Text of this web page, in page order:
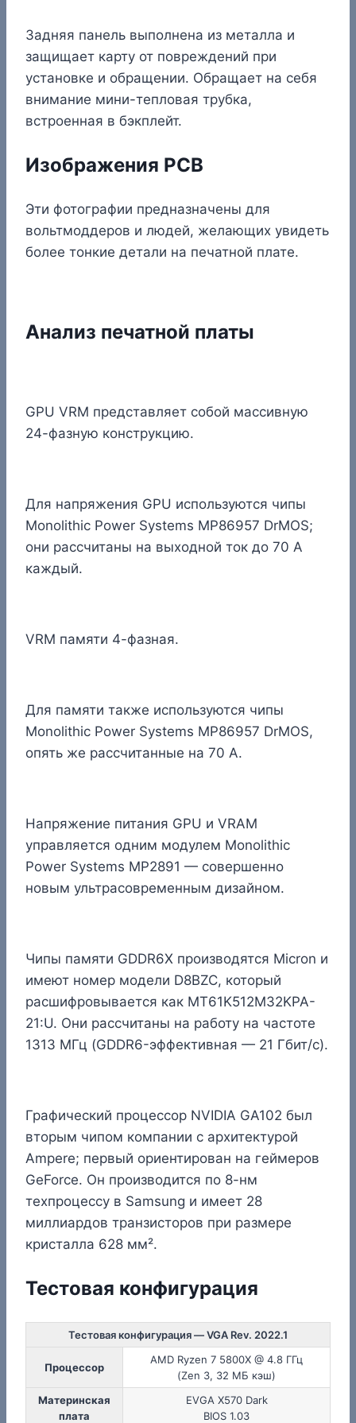
Задняя панель выполнена из металла и
защищает карту от повреждений при
установке и обращении. Обращает на себя
внимание мини-тепловая трубка,
встроенная в бэкплейт.
Изображения PCB
Эти фотографии предназначены для
вольтмоддеров и людей, желающих увидеть
более тонкие детали на печатной плате.
Анализ печатной платы
GPU VRM представляет собой массивную
24-фазную конструкцию.
Для напряжения GPU используются чипы
Monolithic Power Systems MP86957 DrMOS;
они рассчитаны на выходной ток до 70 А
каждый.
VRM памяти 4-фазная.
Для памяти также используются чипы
Monolithic Power Systems MP86957 DrMOS,
опять же рассчитанные на 70 А.
Напряжение питания GPU и VRAM
управляется одним модулем Monolithic
Power Systems MP2891 — совершенно
новым ультрасовременным дизайном.
Чипы памяти GDDR6X производятся Micron и
имеют номер модели D8BZC, который
расшифровывается как MT61K512M32KPA-
21:U. Они рассчитаны на работу на частоте
1313 МГц (GDDR6-эффективная — 21 Гбит/с).
Графический процессор NVIDIA GA102 был
вторым чипом компании с архитектурой
Ampere; первый ориентирован на геймеров
GeForce. Он производится по 8-нм
техпроцессу в Samsung и имеет 28
миллиардов транзисторов при размере
кристалла 628 мм².
Тестовая конфигурация
Тестовая конфигурация — VGA Rev. 2022.1
Процессор
AMD Ryzen 7 5800X @ 4.8 ГГц
(Zen 3, 32 МБ кэш)
Материнская
плата
EVGA X570 Dark
BIOS 1.03